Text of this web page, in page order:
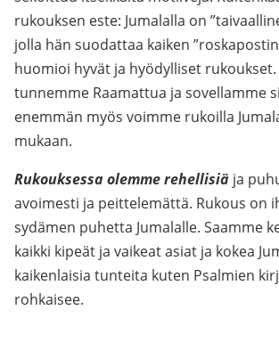
rukouksen este: Jumalalla on
jolla hän suodattaa kaiken
huomioi hyvät ja hyödylliset
tunnemme Raamattua ja sovellamme
enemmän myös voimme rukoilla
mukaan.
Rukouksessa olemme rehellisiä ja
avoimesti ja peittelemättä. Rukous on
sydämen puhetta Jumalalle. Saamme
kaikki kipeät ja vaikeat asiat ja kokea
kaikenlaisia tunteita kuten Psalmien
rohkaisee.